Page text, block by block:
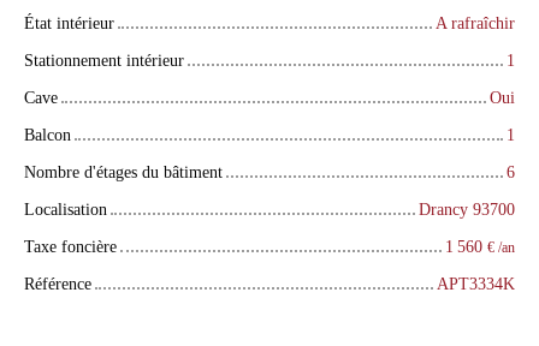
État intérieur
A rafraîchir
Stationnement intérieur
1
Cave
Oui
Balcon
1
Nombre d'étages du bâtiment
6
Localisation
Drancy 93700
Taxe foncière
1 560 € /an
Référence APT3334K